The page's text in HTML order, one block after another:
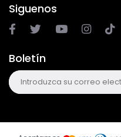
Siguenos
Boletín